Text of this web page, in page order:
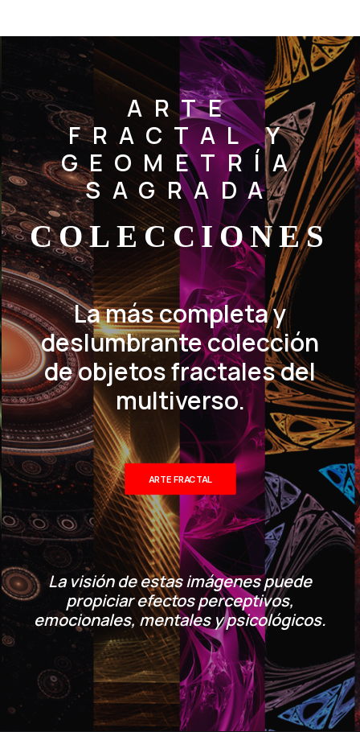
ARTE
FRACTAL Y
GEOMETRÍA
SAGRADA
COLECCIONES
La más completa y
deslumbrante colección
de objetos fractales del
multiverso.
ARTE FRACTAL
La visión de estas imágenes puede
propiciar efectos perceptivos,
emocionales, mentales y psicológicos.